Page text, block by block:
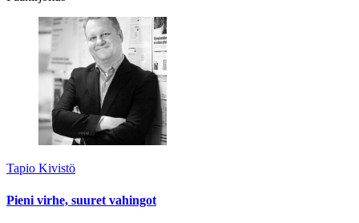
Tapio Kivistö
Pieni virhe, suuret vahingot